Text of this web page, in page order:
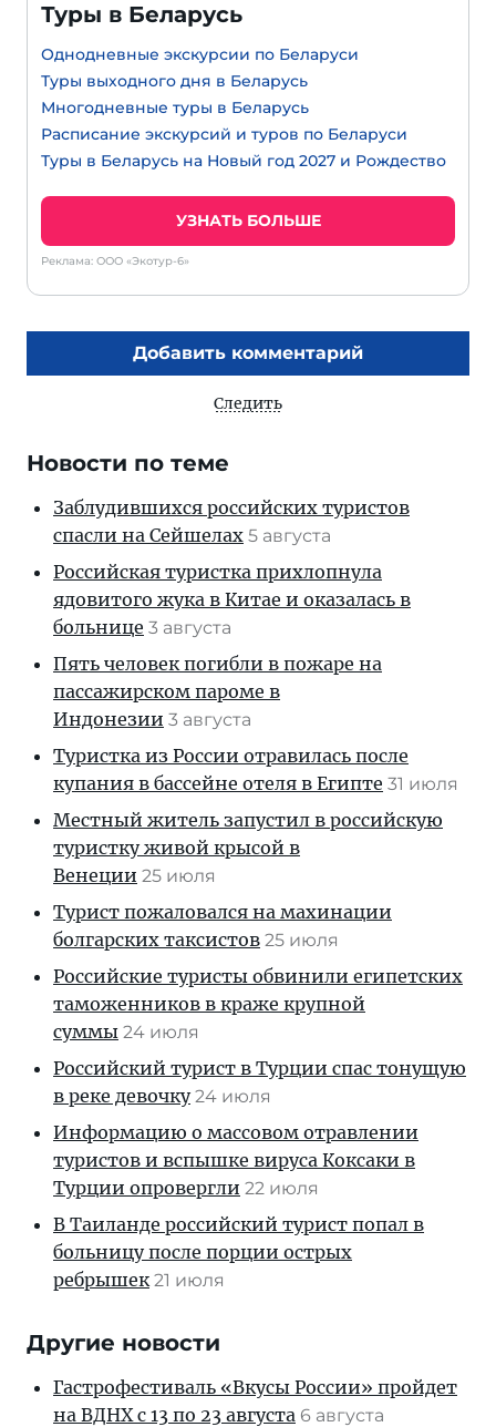
Туры в Беларусь
Однодневные экскурсии по Беларуси
Туры выходного дня в Беларусь
Многодневные туры в Беларусь
Расписание экскурсий и туров по Беларуси
Туры в Беларусь на Новый год 2027 и Рождество
УЗНАТЬ БОЛЬШЕ
Реклама: ООО «Экотур-6»
Добавить комментарий
Следить
Новости по теме
Заблудившихся российских туристов
спасли на Сейшелах 5 августа
Российская туристка прихлопнула
ядовитого жука в Китае и оказалась в
больнице 3 августа
Пять человек погибли в пожаре на
пассажирском пароме в
Индонезии 3 августа
Туристка из России отравилась после
купания в бассейне отеля в Египте 31 июля
Местный житель запустил в российскую
туристку живой крысой в
Венеции 25 июля
Турист пожаловался на махинации
болгарских таксистов 25 июля
Российские туристы обвинили египетских
таможенников в краже крупной
суммы 24 июля
Российский турист в Турции спас тонущую
в реке девочку 24 июля
Информацию о массовом отравлении
туристов и вспышке вируса Коксаки в
Турции опровергли 22 июля
В Таиланде российский турист попал в
больницу после порции острых
ребрышек 21 июля
Другие новости
Гастрофестиваль «Вкусы России» пройдет
на ВДНХ с 13 по 23 августа 6 августа